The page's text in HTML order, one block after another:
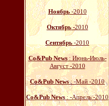
Ноябрь-2010
Октябрь-2010
Сентябрь-2010
Со&Pub News: Июнь-Июль-
Август -2010
Со&Pub News: -Май -2010
Со&Pub News: -Апрель -2010